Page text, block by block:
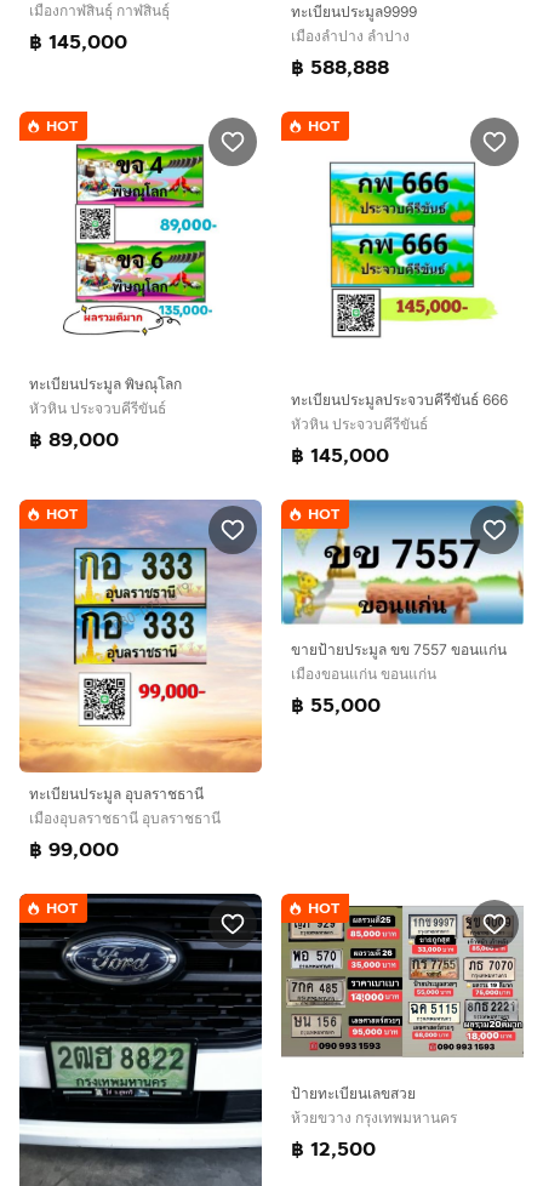
เมืองกาฬสินธุ์ กาฬสินธุ์
฿ 145,000
ทะเบียนประมูล9999
เมืองลำปาง ลำปาง
฿ 588,888
HOT
ทะเบียน​ประมูล​ พิษณุโลก​
หัวหิน ประจวบคีรีขันธ์
฿ 89,000
HOT
ทะเบียนประมูลประจวบคีรีขันธ์​ 666​
หัวหิน ประจวบคีรีขันธ์
฿ 145,000
HOT
ทะเบียนประมูล อุบลราชธานี
เมืองอุบลราชธานี อุบลราชธานี
฿ 99,000
HOT
ขายป้ายประมูล ขข 7557 ขอนแก่น
เมืองขอนแก่น ขอนแก่น
฿ 55,000
HOT HOT
ป้ายทะเบียนเลขสวย
ห้วยขวาง กรุงเทพมหานคร
฿ 12,500